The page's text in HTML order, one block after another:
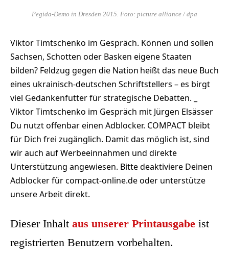
Pegida-Demo in Dresden 2015. Foto: picture alliance / dpa
Viktor Timtschenko im Gespräch. Können und sollen
Sachsen, Schotten oder Basken eigene Staaten
bilden? Feldzug gegen die Nation heißt das neue Buch
eines ukrainisch-deutschen Schriftstellers – es birgt
viel Gedankenfutter für strategische Debatten. _
Viktor Timtschenko im Gespräch mit Jürgen Elsässer
Du nutzt offenbar einen Adblocker. COMPACT bleibt
für Dich frei zugänglich. Damit das möglich ist, sind
wir auch auf Werbeeinnahmen und direkte
Unterstützung angewiesen. Bitte deaktiviere Deinen
Adblocker für compact-online.de oder unterstütze
unsere Arbeit direkt.
Dieser Inhalt aus unserer Printausgabe ist
registrierten Benutzern vorbehalten.